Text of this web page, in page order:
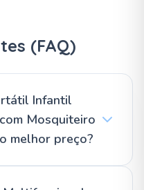
(FAQ)
Infantil
Mosquiteiro
melhor preço?